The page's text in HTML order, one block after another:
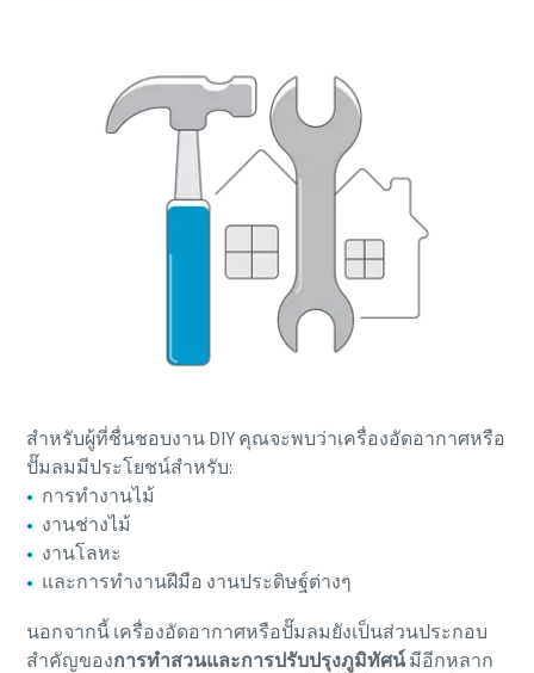
สําหรับผู้ที่ชื่นชอบงาน DIY คุณจะพบว่าเครื่องอัดอากาศหรือ
ปั๊มลมมีประโยชน์สําหรับ:
การทำงานไม้
งานช่างไม้
งานโลหะ
และการทำงานฝีมือ งานประดิษฐ์ต่างๆ
นอกจากนี้ เครื่องอัดอากาศหรือปั๊มลมยังเป็นส่วนประกอบ
สําคัญของการทำสวนและการปรับปรุงภูมิทัศน์มีอีกหลาก